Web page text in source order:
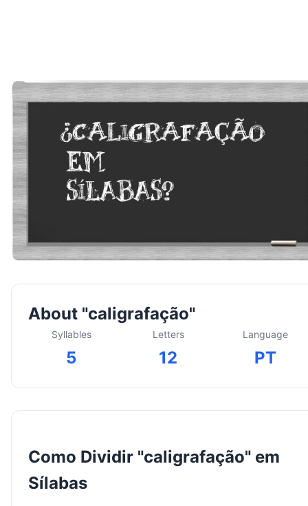
About "caligrafação"
Syllables
5
Letters
12
Language
PT
Como Dividir "caligrafação" em
Sílabas